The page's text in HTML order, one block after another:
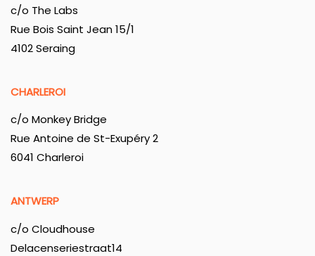
c/o The Labs
Rue Bois Saint Jean 15/1
4102 Seraing
CHARLEROI
c/o Monkey Bridge
Rue Antoine de St-Exupéry 2
6041 Charleroi
ANTWERP
c/o Cloudhouse
Delacenseriestraat14